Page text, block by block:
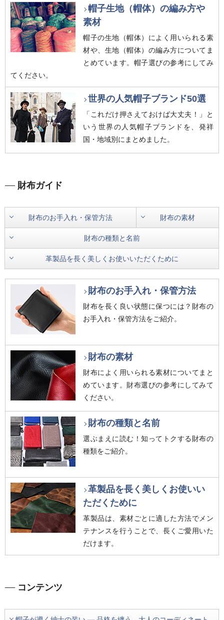
帽子生地（帽体）の編み方や
素材
帽子の生地（帽体）によく用いられる素
材や、生地（帽体）の編み方についてま
とめています。帽子選びの参考にしてみ
てください。
世界の人気帽子ブランド50選
「これだけ押さえておけば大丈夫！」と
いう世界の人気帽子ブランドを、発祥
国・地域別にまとめました。
財布ガイド
財布のお手入れ・保管方法 財布の素材
財布の種類と名前
革製品を長く美しくお使いいただくために
財布のお手入れ・保管方法
財布を長く良い状態に保つには？財布の
お手入れ・保管方法をご紹介。
財布の素材
財布によく用いられる素材についてまと
めています。財布選びの参考にしてみて
ください。
財布の種類と名前
選ぶまえに読む！知ってトクする財布の
種類をご紹介。
革製品を長く美しくお使いい
ただくために
革製品は、素材ごとに適した方法でメン
テナンスを行うことで、長くご愛用いた
だけます。
コンテンツ